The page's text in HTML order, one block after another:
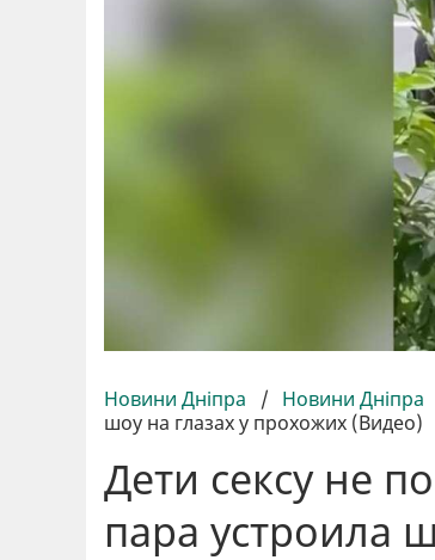
Новини Дніпра / Новини Дніпра
шоу на глазах у прохожих (Видео)
Дети сексу не
пара устроила